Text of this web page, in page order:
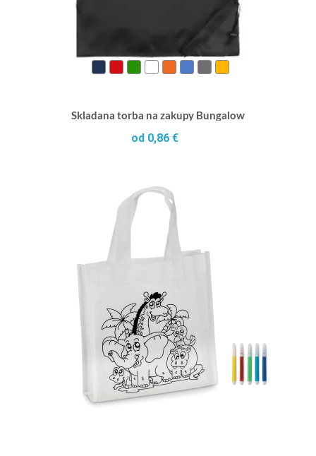
Skladana torba na zakupy Bungalow
od 0,86 €